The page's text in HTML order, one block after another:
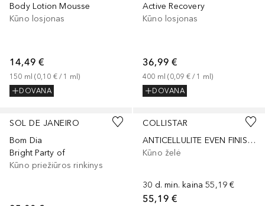
Body Lotion Mousse
Kūno losjonas
14,49 €
150 ml (0,10 € / 1 ml)
DOVANA
Active Recovery
Kūno losjonas
36,99 €
400 ml (0,09 € / 1 ml)
DOVANA
SOL DE JANEIRO
Bom Dia
Bright Party of
Kūno priežiūros rinkinys
COLLISTAR
ANTICELLULITE EVEN FINISH CRYO-GEL
Kūno želė
30 d. min. kaina 55,19 €
55,19 €